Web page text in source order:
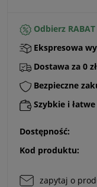
Odbierz
Ekspresowa
Dostawa za 0
Bezpieczne
Szybkie i łatwe
Dostępność:
Kod produktu:
zapytaj o